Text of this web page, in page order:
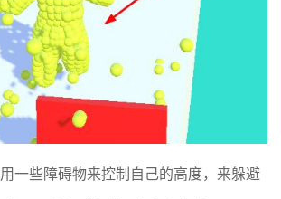
一些障碍物来控制自己的高度，来躲避